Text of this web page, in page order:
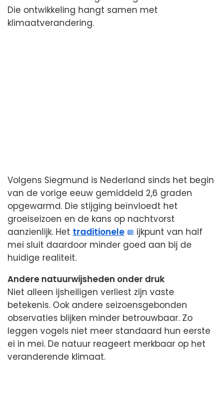
Die ontwikkeling hangt samen met
klimaatverandering.
Volgens Siegmund is Nederland sinds het begin
van de vorige eeuw gemiddeld 2,6 graden
opgewarmd. Die stijging beïnvloedt het
groeiseizoen en de kans op nachtvorst
aanzienlijk. Het traditionele
ijkpunt van half
mei sluit daardoor minder goed aan bij de
huidige realiteit.
Andere natuurwijsheden onder druk
Niet alleen ijsheiligen verliest zijn vaste
betekenis. Ook andere seizoensgebonden
observaties blijken minder betrouwbaar. Zo
leggen vogels niet meer standaard hun eerste
ei in mei. De natuur reageert merkbaar op het
veranderende klimaat.